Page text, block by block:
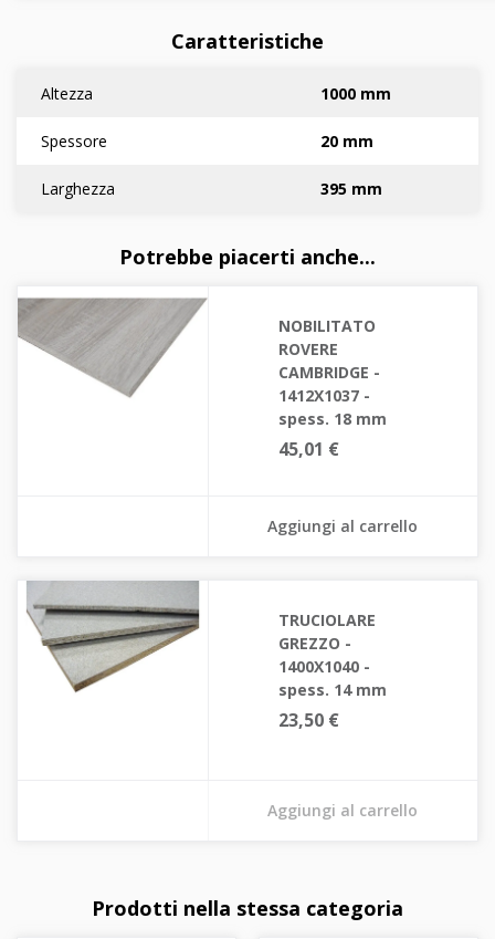
Caratteristiche
Altezza 1000 mm
Spessore 20 mm
Larghezza 395 mm
Potrebbe piacerti anche...
NOBILITATO
ROVERE
CAMBRIDGE -
1412X1037 -
spess. 18 mm
45,01 €
Aggiungi al carrello
TRUCIOLARE
GREZZO -
1400X1040 -
spess. 14 mm
23,50 €
Aggiungi al carrello
Prodotti nella stessa categoria